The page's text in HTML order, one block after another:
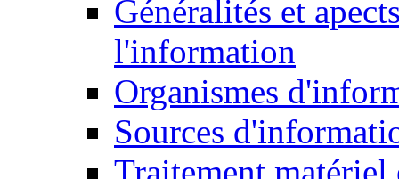
Généralités et
l'information
Organismes
Sources